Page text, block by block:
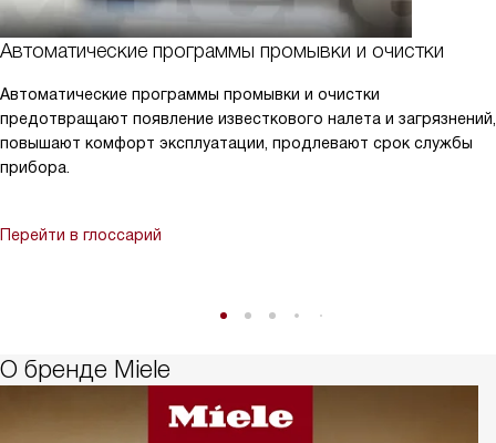
Автоматические программы промывки и очистки
Автоматические программы промывки и очистки
предотвращают появление известкового налета и загрязнений,
повышают комфорт эксплуатации, продлевают срок службы
прибора.
Перейти в глоссарий
О бренде Miele